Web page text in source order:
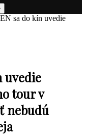
sa do kín uvedie
uvedie
tour v
nebudú